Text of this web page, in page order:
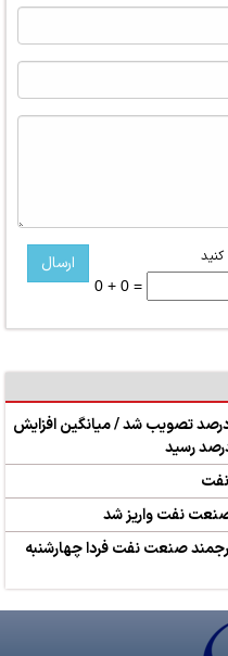
0 + 0 =
متناسب‌سازی ۱۴۰۵ با نرخ ۱۰ درصد تصویب شد / میانگین افزایش
نفت واریز شد
صنعت نفت فردا چهارشنبه